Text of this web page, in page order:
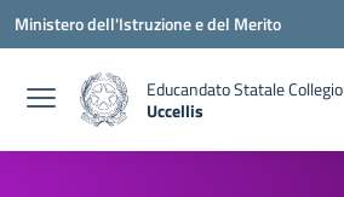
Vai ai contenuti
Vai al menu di navigazione
Vai al footer
Ministero dell'Istruzione e del Merito
Educandato Statale Collegio
Uccellis